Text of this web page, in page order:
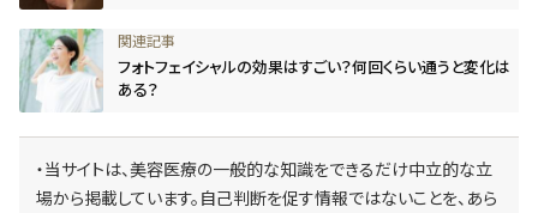
フォトフェイシャルの効果はすごい？何回くらい通うと変化は
ある？
・当サイトは、美容医療の一般的な知識をできるだけ中立的な立
場から掲載しています。自己判断を促す情報ではないことを、あら